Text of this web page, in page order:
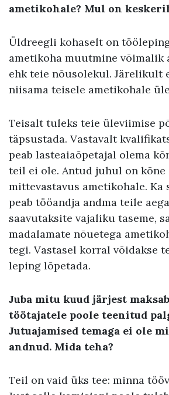
ametikohale? Mul on
Üldreegli kohaselt on
ametikoha muutmine
ehk teie nõusolekul. Järelikult
niisama teisele ametikohale
Teisalt tuleks teie üleviimise
täpsustada. Vastavalt
peab lasteaiaõpetajal olema
teil ei ole. Antud juhul on kõne
mittevastavus ametikohale.
peab tööandja andma teile
saavutaksite vajaliku taseme,
madalamate nõuetega
tegi. Vastasel korral võidakse
leping lõpetada.
Juba mitu kuud järjest
töötajatele poole teenitud
Jutuajamised temaga ei ole
andnud. Mida teha?
Teil on vaid üks tee: minna